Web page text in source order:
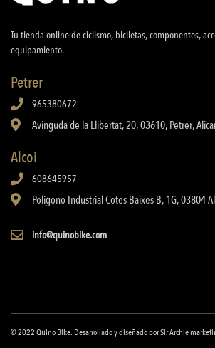
Tu tienda online de ciclismo, biciletas, componentes,
equipamiento.
Petrer
965380672
Avinguda de la Llibertat, 20, 03610, Petrer,
Alcoi
608645957
Poligono Industrial Cotes Baixes B, 1G, 03804
info@quinobike.com
© 2022Quino Bike. Desarrollado y diseñado porSir Archie